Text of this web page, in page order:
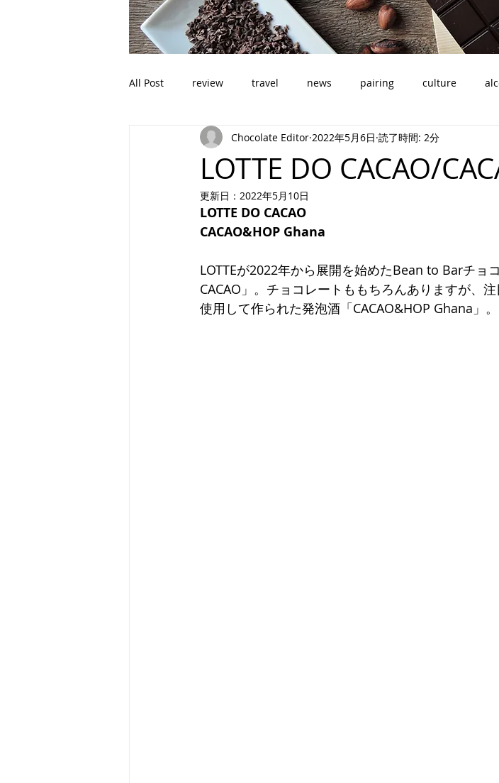
All Post review travel news pairing culture
LOTTE DO CACAO/
Chocolate Editor 2022年5月6日 読了時間: 2分
更新日： 2022年5月10日
LOTTE DO CACAO
CACAO&HOP Ghana
LOTTEが2022年から展開を始めたBean to Barチョ
CACAO」。チョコレートももちろんありますが、
使用して作られた発泡酒「CACAO&HOP Ghana」。